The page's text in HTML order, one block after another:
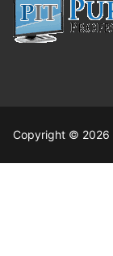
Copyright © 2026